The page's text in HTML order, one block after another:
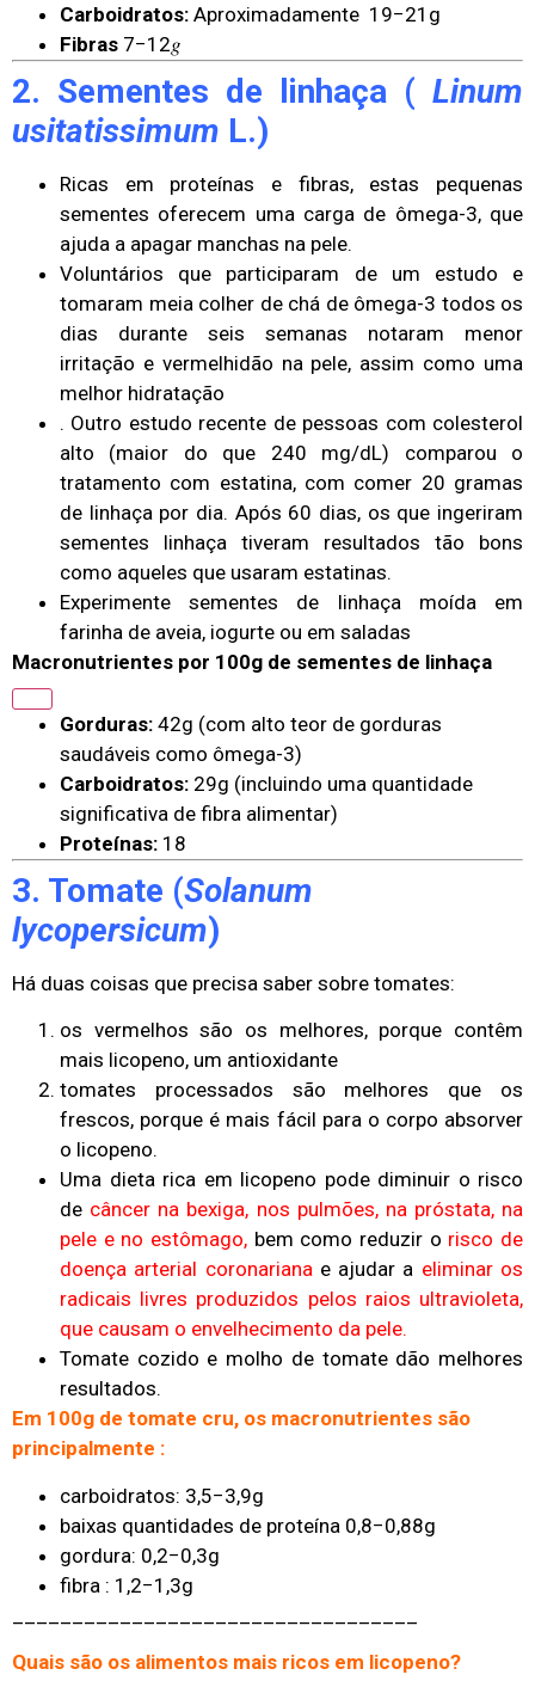
Carboidratos: Aproximadamente 19−21g
Fibras 7−12𝑔
2. Sementes de linhaça ( Linum
usitatissimum L.)
Ricas em proteínas e fibras, estas pequenas
sementes oferecem uma carga de ômega-3, que
ajuda a apagar manchas na pele.
Voluntários que participaram de um estudo e
tomaram meia colher de chá de ômega-3 todos os
dias durante seis semanas notaram menor
irritação e vermelhidão na pele, assim como uma
melhor hidratação
. Outro estudo recente de pessoas com colesterol
alto (maior do que 240 mg/dL) comparou o
tratamento com estatina, com comer 20 gramas
de linhaça por dia. Após 60 dias, os que ingeriram
sementes linhaça tiveram resultados tão bons
como aqueles que usaram estatinas.
Experimente sementes de linhaça moída em
farinha de aveia, iogurte ou em saladas
Macronutrientes por 100g de sementes de linhaça
Gorduras: 42g (com alto teor de gorduras
saudáveis como ômega-3)
Carboidratos: 29g (incluindo uma quantidade
significativa de fibra alimentar)
Proteínas: 18
3. Tomate (Solanum
lycopersicum)
Há duas coisas que precisa saber sobre tomates:
os vermelhos são os melhores, porque contêm
mais licopeno, um antioxidante
tomates processados são melhores que os
frescos, porque é mais fácil para o corpo absorver
o licopeno.
Uma dieta rica em licopeno pode diminuir o risco
de câncer na bexiga, nos pulmões, na próstata, na
pele e no estômago, bem como reduzir o risco de
doença arterial coronarianae ajudar a eliminar os
radicais livres produzidos pelos raios ultravioleta,
que causam o envelhecimento da pele.
Tomate cozido e molho de tomate dão melhores
resultados.
Em 100g de tomate cru, os macronutrientes são
principalmente :
carboidratos: 3,5−3,9g
baixas quantidades de proteína 0,8−0,88g
gordura: 0,2−0,3g
fibra : 1,2−1,3g
Quais são os alimentos mais ricos em licopeno?